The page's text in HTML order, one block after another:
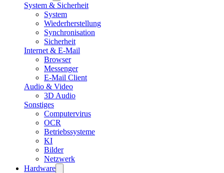
System & Sicherheit
System
Wiederherstellung
Synchronisation
Sicherheit
Internet & E-Mail
Browser
Messenger
E-Mail Client
Audio & Video
3D Audio
Sonstiges
Computervirus
OCR
Betriebssysteme
KI
Bilder
Netzwerk
Hardware